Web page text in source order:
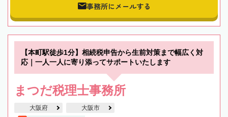
事務所にメールする
【本町駅徒歩1分】相続税申告から生前対策まで幅広く対
応｜一人一人に寄り添ってサポートいたします
まつだ税理士事務所
大阪府 大阪市